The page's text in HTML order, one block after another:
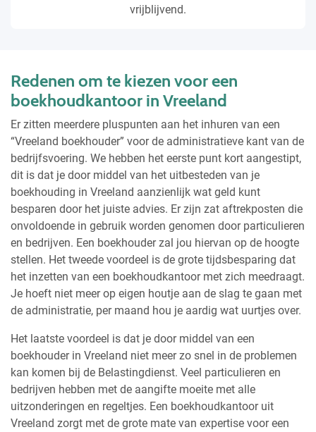
vrijblijvend.
Redenen om te kiezen voor een
boekhoudkantoor in Vreeland
Er zitten meerdere pluspunten aan het inhuren van een
“Vreeland boekhouder” voor de administratieve kant van de
bedrijfsvoering. We hebben het eerste punt kort aangestipt,
dit is dat je door middel van het uitbesteden van je
boekhouding in Vreeland aanzienlijk wat geld kunt
besparen door het juiste advies. Er zijn zat aftrekposten die
onvoldoende in gebruik worden genomen door particulieren
en bedrijven. Een boekhouder zal jou hiervan op de hoogte
stellen. Het tweede voordeel is de grote tijdsbesparing dat
het inzetten van een boekhoudkantoor met zich meedraagt.
Je hoeft niet meer op eigen houtje aan de slag te gaan met
de administratie, per maand hou je aardig wat uurtjes over.
Het laatste voordeel is dat je door middel van een
boekhouder in Vreeland niet meer zo snel in de problemen
kan komen bij de Belastingdienst. Veel particulieren en
bedrijven hebben met de aangifte moeite met alle
uitzonderingen en regeltjes. Een boekhoudkantoor uit
Vreeland zorgt met de grote mate van expertise voor een